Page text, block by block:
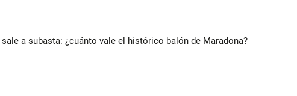
sale a subasta: ¿cuánto vale el histórico balón de Maradona?